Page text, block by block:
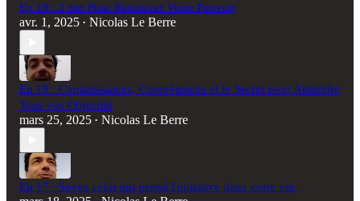
Ep 19 : 2 mn Pour Retrouver Votre Pouvoir
avr. 1, 2025 • Nicolas Le Berre
Ep 18 : Connaissances, Compétences et le Secret pour Atteindre
Tous vos Objectifs
mars 25, 2025 • Nicolas Le Berre
Ep 17 : Soyez celui qui prend l'initiative dans votre vie.